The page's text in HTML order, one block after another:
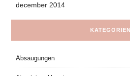
december 2014
KATEGORIEN
Absaugungen